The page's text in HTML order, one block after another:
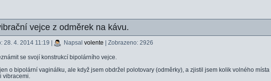
vejce z odměrek na kávu.
28. 4. 2014 11:19 Napsal volente | Zobrazeno: 2926
se svojí konstrukcí bipolárního vejce.
o bipolární vaginálku, ale když jsem obdržel polotovary (odměrky), a zjistil jsem kolik volného místa
vibracemi.